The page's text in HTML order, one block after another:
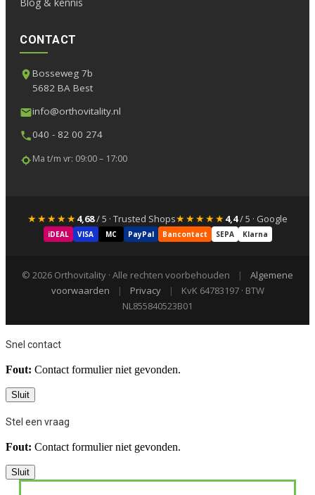
CONTACT
Bosseweg 7b
5682 BA Best
info@orthovitality.nl
040 - 82 00 274
Ma t/m vr: 09:00 – 17:00
★★★★★4,68/ 5 · Trusted Shops★★★★★4,4/ 5 · Google
iDEAL VISA MC PayPal Bancontact SEPA Klarna
© 2026 Orthovitality · Alle rechten voorbehouden |
Algemene
voorwaarden
| Privacy |
KvK 64783197 · BTW
NL855840523B01
Snel contact
Fout: Contact formulier niet gevonden.
Sluit
Stel een vraag
Fout: Contact formulier niet gevonden.
Sluit